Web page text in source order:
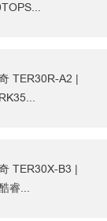
TER30R-A2 |
TER30X-B3 |
睿...